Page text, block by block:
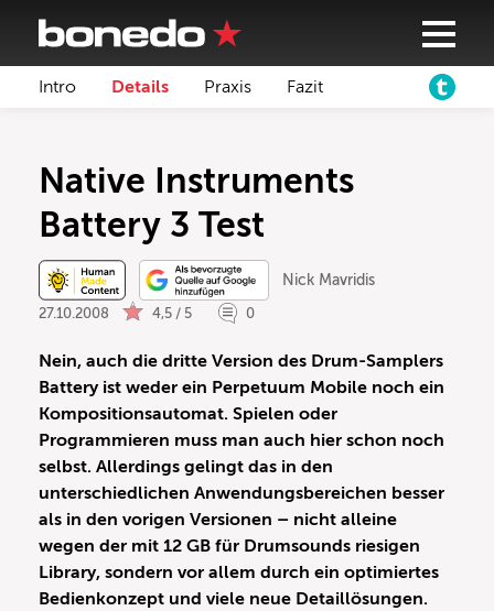
Intro Details Praxis Fazit
Native Instruments
Battery 3 Test
Nick Mavridis
27.10.2008 4,5 / 5 0
Nein, auch die dritte Version des Drum-Samplers
Battery ist weder ein Perpetuum Mobile noch ein
Kompositionsautomat. Spielen oder
Programmieren muss man auch hier schon noch
selbst. Allerdings gelingt das in den
unterschiedlichen Anwendungsbereichen besser
als in den vorigen Versionen – nicht alleine
wegen der mit 12 GB für Drumsounds riesigen
Library, sondern vor allem durch ein optimiertes
Bedienkonzept und viele neue Detaillösungen.